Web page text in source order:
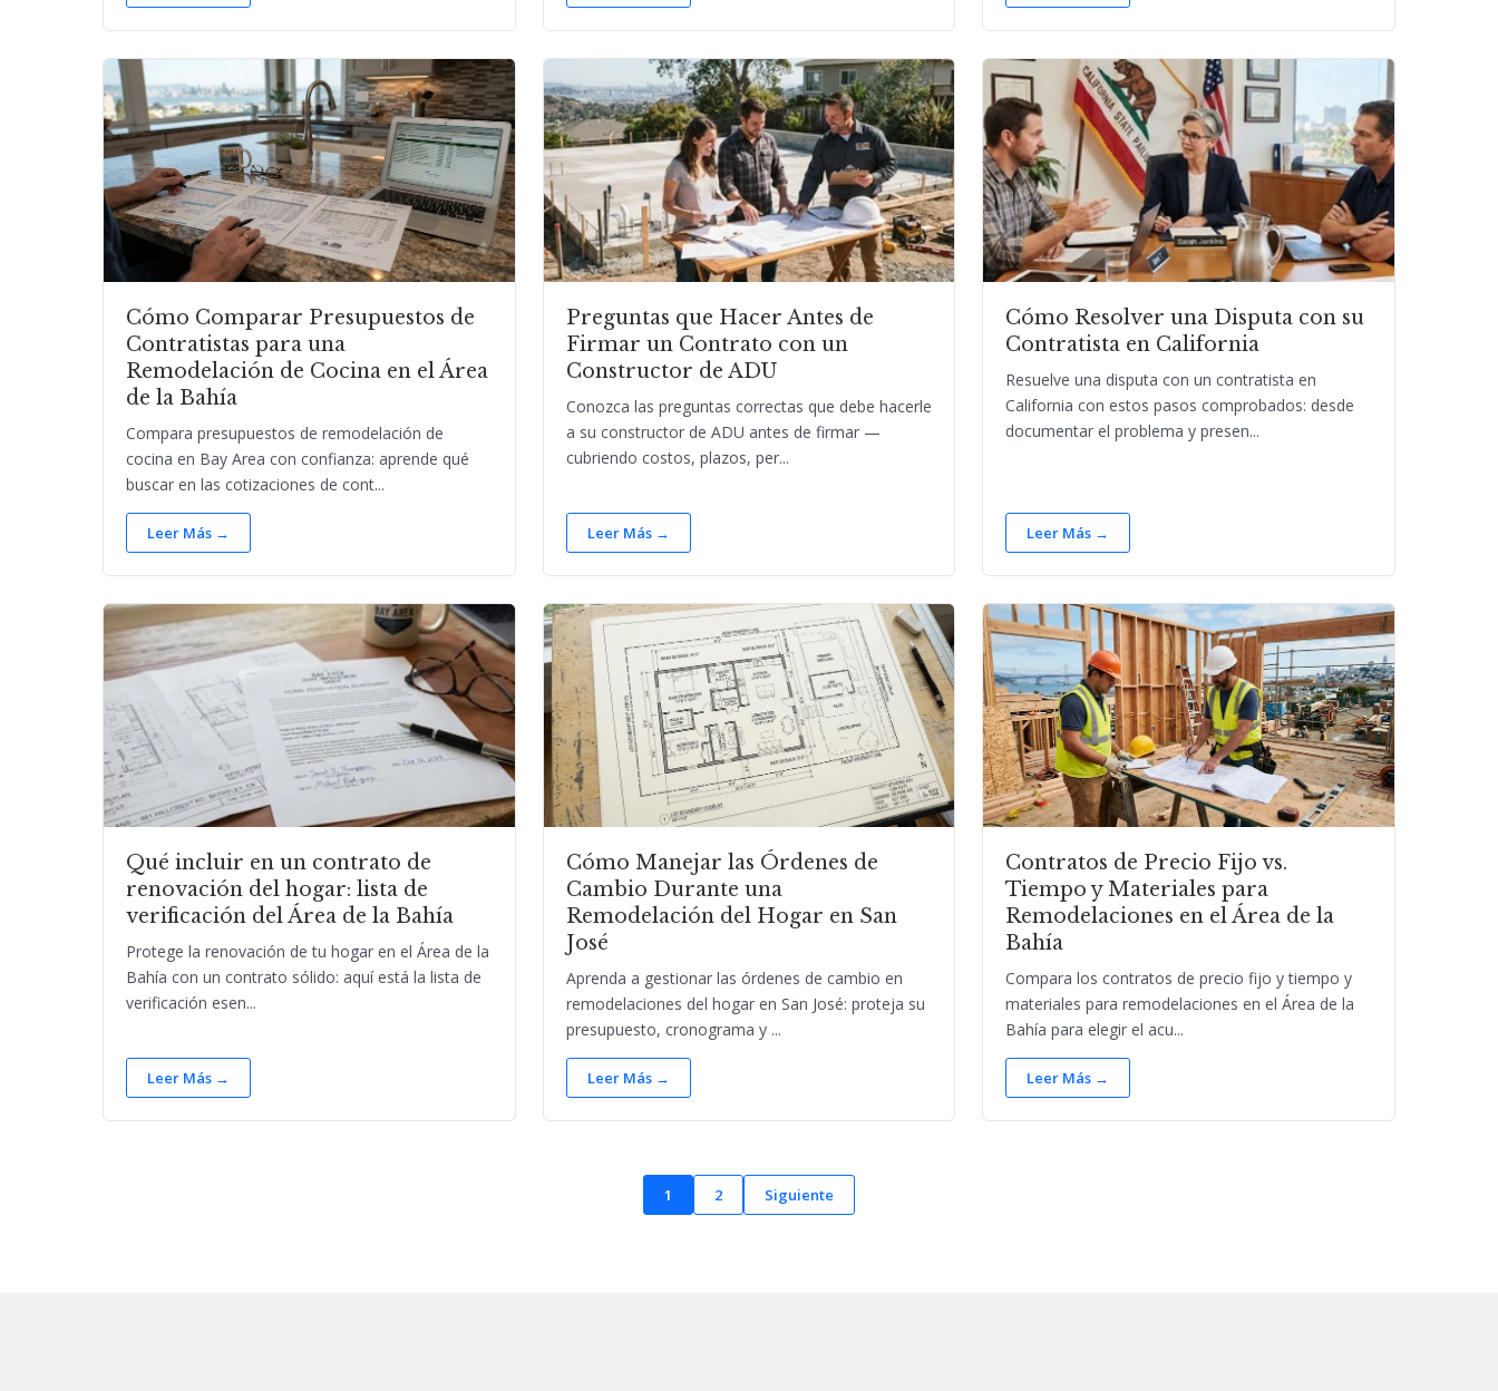
Cómo Comparar Presupuestos de
Contratistas para una
Remodelación de Cocina en el Área
de la Bahía
Compara presupuestos de remodelación de
cocina en Bay Area con confianza: aprende qué
buscar en las cotizaciones de cont...
Leer Más →
Preguntas que Hacer Antes de
Firmar un Contrato con un
Constructor de ADU
Conozca las preguntas correctas que debe hacerle
a su constructor de ADU antes de firmar —
cubriendo costos, plazos, per...
Leer Más →
Cómo Resolver una Disputa con su
Contratista en California
Resuelve una disputa con un contratista en
California con estos pasos comprobados: desde
documentar el problema y presen...
Leer Más →
Qué incluir en un contrato de
renovación del hogar: lista de
verificación del Área de la Bahía
Protege la renovación de tu hogar en el Área de la
Bahía con un contrato sólido: aquí está la lista de
verificación esen...
Leer Más →
Cómo Manejar las Órdenes de
Cambio Durante una
Remodelación del Hogar en San
José
Aprenda a gestionar las órdenes de cambio en
remodelaciones del hogar en San José: proteja su
presupuesto, cronograma y ...
Leer Más →
Contratos de Precio Fijo vs.
Tiempo y Materiales para
Remodelaciones en el Área de la
Bahía
Compara los contratos de precio fijo y tiempo y
materiales para remodelaciones en el Área de la
Bahía para elegir el acu...
Leer Más →
1 2 Siguiente